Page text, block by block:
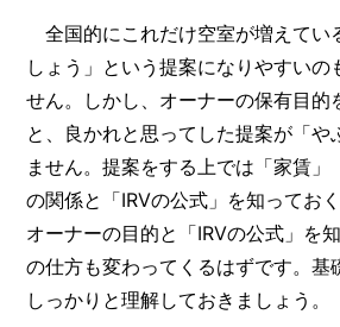
全国的にこれだけ空室が増えてい
しょう」という提案になりやすいの
せん。しかし、オーナーの保有目的
と、良かれと思ってした提案が「や
ません。提案をする上では「家賃」
の関係と「IRVの公式」を知ってお
オーナーの目的と「IRVの公式」を
の仕方も変わってくるはずです。基
しっかりと理解しておきましょう。